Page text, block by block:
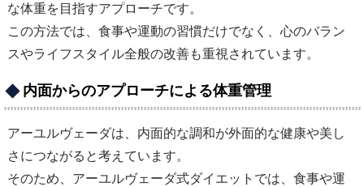
な体重を目指すアプローチです。
この方法では、食事や運動の習慣だけでなく、心のバラン
スやライフスタイル全般の改善も重視されています。
内面からのアプローチによる体重管理
アーユルヴェーダは、内面的な調和が外面的な健康や美し
さにつながると考えています。
そのため、アーユルヴェーダ式ダイエットでは、食事や運